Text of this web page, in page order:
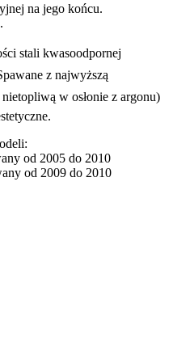
na jego końcu.
stali kwasoodpornej
z najwyższą
nietopliwą w osłonie z argonu)
od 2005 do 2010
od 2009 do 2010